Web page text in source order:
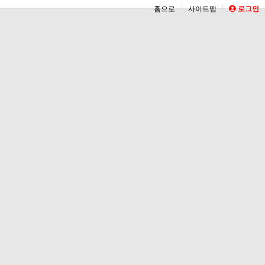
홈으로 사이트맵 로그인